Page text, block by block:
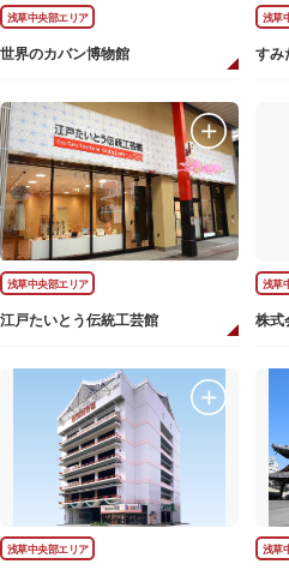
浅草中央部エリア
世界のカバン博物館
浅草
すみ
浅草中央部エリア
江戸たいとう伝統工芸館
浅草
株式
浅草中央部エリア 浅草